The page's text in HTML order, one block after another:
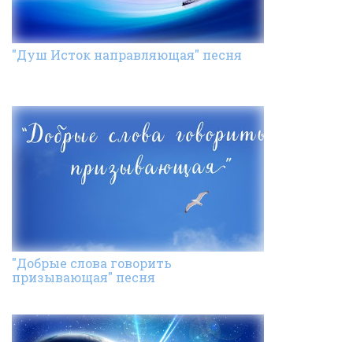
"Душ Исток направляющая" песня
"Добрые слова говорить
призывающая" песня